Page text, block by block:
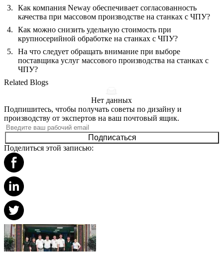
Как компания Neway обеспечивает согласованность
качества при массовом производстве на станках с ЧПУ?
Как можно снизить удельную стоимость при
крупносерийной обработке на станках с ЧПУ?
На что следует обращать внимание при выборе
поставщика услуг массового производства на станках с
ЧПУ?
Related Blogs
Нет данных
Подпишитесь, чтобы получать советы по дизайну и
производству от экспертов на ваш почтовый ящик.
Подписаться
Поделиться этой записью: